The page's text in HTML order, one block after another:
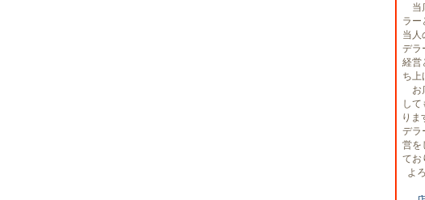
当
ラー
当人
デラ
経営
ち上
お
して
りま
デラ
営を
てお
よ